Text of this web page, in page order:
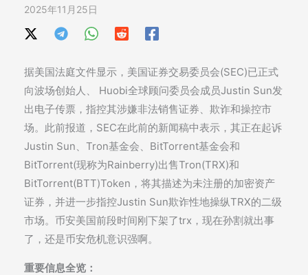
2025年11月25日
据美国法庭文件显示，美国证券交易委员会(SEC)已正式
向波场创始人、 Huobi全球顾问委员会成员Justin Sun发
出电子传票，指控其涉嫌非法销售证券、欺诈和操控市
场。此前报道，SEC在此前的新闻稿中表示，其正在起诉
Justin Sun、Tron基金会、BitTorrent基金会和
BitTorrent(现称为Rainberry)出售Tron(TRX)和
BitTorrent(BTT)Token，将其描述为未注册的加密资产
证券，并进一步指控Justin Sun欺诈性地操纵TRX的二级
市场。币安美国前段时间刚下架了trx，现在孙割就出事
了，还是币安危机意识强啊。
重要信息全览：